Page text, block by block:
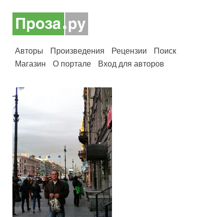
Авторы Произведения Рецензии
Поиск
Магазин
О портале Вход для авторов